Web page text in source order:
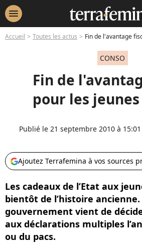
menu
Accueil Toutes les actus Fin de l'avantage
CONSO
Fin de
pour les
Publié le 21 septembre 2010 à 15:01
Ajoutez Terrafemina à vos sources
Les cadeaux de l’Etat aux
bientôt de l’histoire
gouvernement vient de
aux déclarations multiples
ou du pacs.